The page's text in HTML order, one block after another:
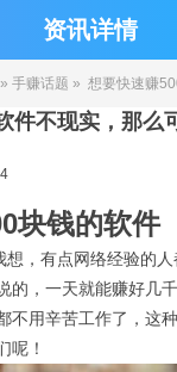
资讯详情
» 手赚话题 » 想要快速赚
有的
件不现实，那么
块钱的软件
，有点网络经验的
的，一天就能赚好几
不用辛苦工作了，这种
呢！